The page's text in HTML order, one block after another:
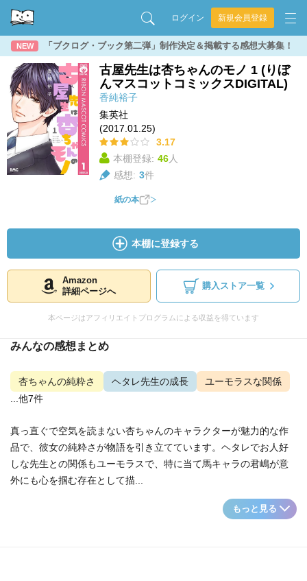
ログイン 新規会員登録
NEW 「ブクログ・ブック第二弾」制作決定＆掲載する感想大募集！
古屋先生は杏ちゃんのモノ 1 (りぼ
んマスコットコミックスDIGITAL)
香純裕子
集英社
(2017.01.25)
3.17
本棚登録: 46人
感想: 3件
紙の本
本棚に登録する
Amazon
詳細ページへ
購入ストア一覧
本ページはアフィリエイトプログラムによる収益を得ています
みんなの感想まとめ
杏ちゃんの純粋さ ヘタレ先生の成長
ユーモラスな関係
...他7件
真っ直ぐで空気を読まない杏ちゃんのキャラクターが魅力的な作
品で、彼女の純粋さが物語を引き立てています。ヘタレでお人好
しな先生との関係もユーモラスで、特に当て馬キャラの君嶋が意
外にも心を掴む存在として描...
もっと見る